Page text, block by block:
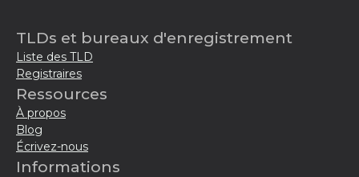
TLDs et bureaux d'enregistrement
Liste des TLD
Registraires
Ressources
À propos
Blog
Écrivez-nous
Informations